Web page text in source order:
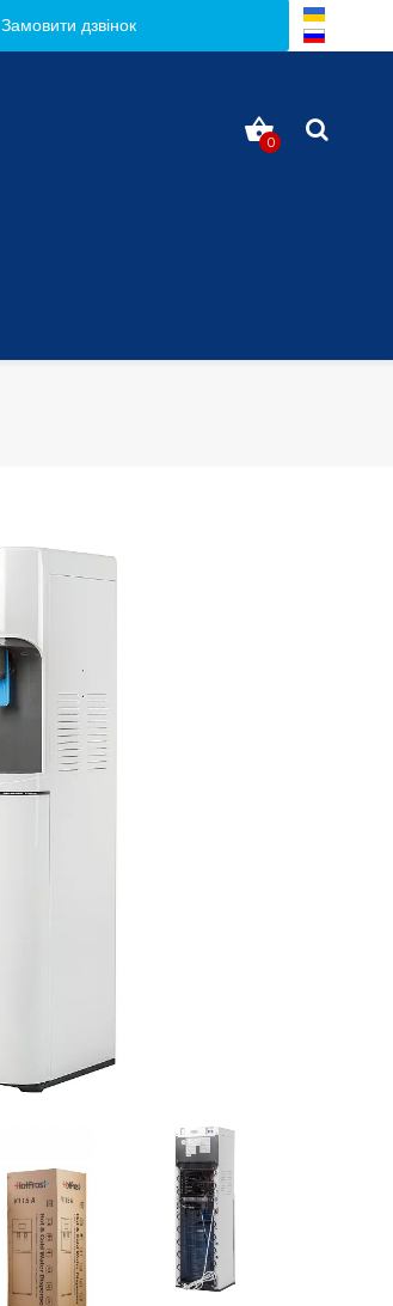
Замовити дзвінок
0